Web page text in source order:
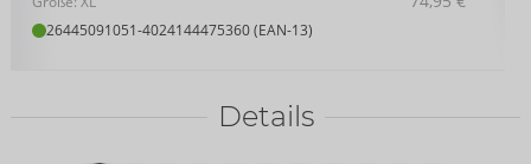
26445091051-4024144475360 (EAN-13)
Details